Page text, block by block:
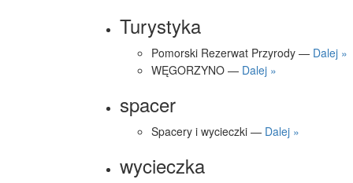
Turystyka
Pomorski Rezerwat Przyrody — Dalej »
WĘGORZYNO — Dalej »
spacer
Spacery i wycieczki — Dalej »
wycieczka